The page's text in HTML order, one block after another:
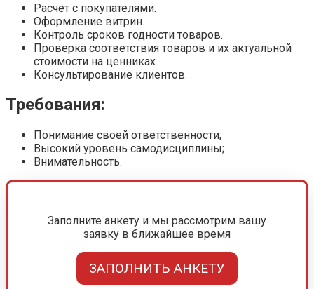
Расчёт с покупателями.
Оформление витрин.
Контроль сроков годности товаров.
Проверка соответствия товаров и их актуальной
стоимости на ценниках.
Консультирование клиентов.
Требования:
Понимание своей ответственности;
Высокий уровень самодисциплины;
Внимательность.
Заполните анкету и мы рассмотрим вашу
заявку в ближайшее время
ЗАПОЛНИТЬ АНКЕТУ